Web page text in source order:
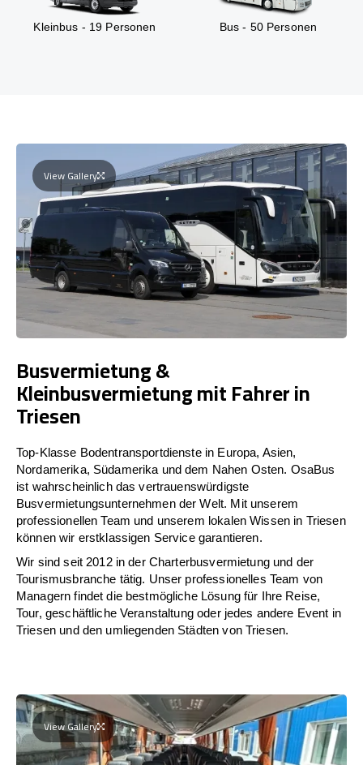
Kleinbus - 19 Personen Bus - 50 Personen
View Gallery
Busvermietung &
Kleinbusvermietung mit Fahrer in
Triesen
Top-Klasse Bodentransportdienste in Europa, Asien,
Nordamerika, Südamerika und dem Nahen Osten. OsaBus
ist wahrscheinlich das vertrauenswürdigste
Busvermietungsunternehmen der Welt. Mit unserem
professionellen Team und unserem lokalen Wissen in Triesen
können wir erstklassigen Service garantieren.
Wir sind seit 2012 in der Charterbusvermietung und der
Tourismusbranche tätig. Unser professionelles Team von
Managern findet die bestmögliche Lösung für Ihre Reise,
Tour, geschäftliche Veranstaltung oder jedes andere Event in
Triesen und den umliegenden Städten von Triesen.
View Gallery